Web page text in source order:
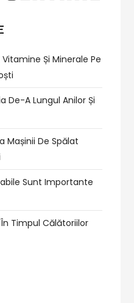
Și Minerale Pe
De-A Lungul Anilor Și
Mașinii De Spălat
Sunt Importante
Timpul Călătoriilor